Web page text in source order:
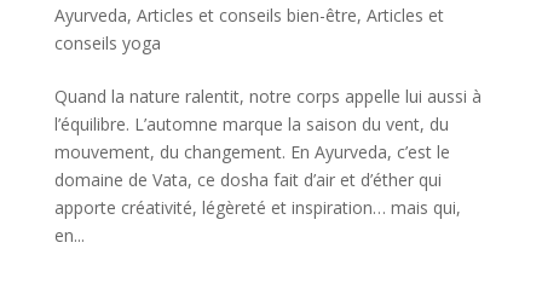
Ayurveda, Articles et conseils bien-être, Articles et
conseils yoga
Quand la nature ralentit, notre corps appelle lui aussi à
l’équilibre. L’automne marque la saison du vent, du
mouvement, du changement. En Ayurveda, c’est le
domaine de Vata, ce dosha fait d’air et d’éther qui
apporte créativité, légèreté et inspiration… mais qui,
en...